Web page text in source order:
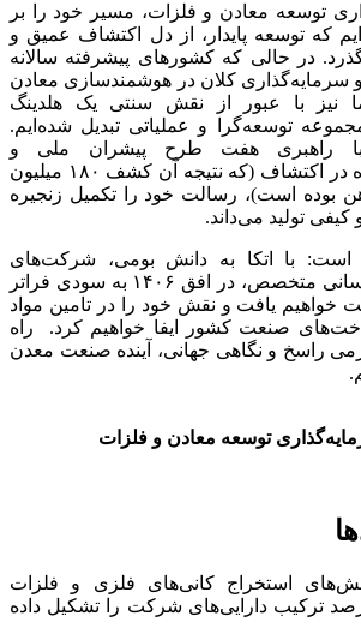
توسعه معادن و فلزات، مسیر خود را بر
که توسعه پایدار، از دل اکتشاف عمیق و
در حالی که کشورهای پیشرفته سالانه
سرمایه‌گذاری کلان در هوشمندسازی معادن
نیز با عبور از نقش سنتی یک هلدینگ
توسعه‌گرا و عملیاتی تبدیل شده‌ایم.
با راهبری هفت طرح پیشران ملی و
سرمایه‌گذاری گسترده در اکتشاف (که نتیجه آن کشف ۱۸۰ میلیون
بوده است)، رسالت خود را تکمیل زنجیره
تولید می‌داند.
است: با اتکا به دانش بومی، شرکت‌های
دانش‌بنیان و نیروی انسانی متخصص، در افق ۱۴۰۶ به سودی فراتر
خواهیم یافت و نقش خود را در تامین مواد
صنعت کشور ایفا خواهیم کرد. راه
راسخ و نگاهی جهانی، آینده صنعت معدن
توسعه معادن و فلزات
استخراج کانی‌های فلزی و فلزات
معادل ۹۰ درصد ترکیب دارایی‌های شرکت را تشکیل داده